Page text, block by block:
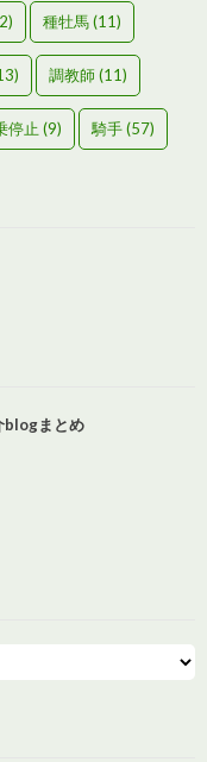
種牡馬(11)
調教師(11)
停止 (9) 騎手(57)
blogまとめ